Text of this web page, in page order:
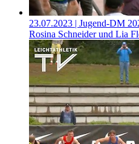
23.07.2023 | Jugend-DM
Rosina Schneider und Lia